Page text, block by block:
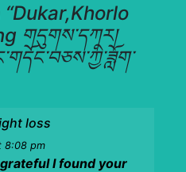
Dukar,Khorlo
གདུགས་དཀར།
loss
8:08 pm
I found your